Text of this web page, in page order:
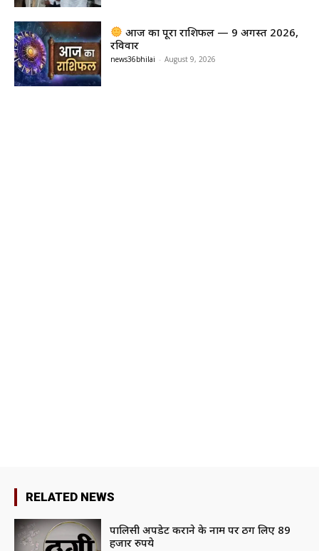
आज का पूरा राशिफल — 9 अगस्त 2026,
रविवार
news36bhilai - August 9, 2026
RELATED NEWS
पालिसी अपडेट कराने के नाम पर ठग लिए 89
हजार रुपये